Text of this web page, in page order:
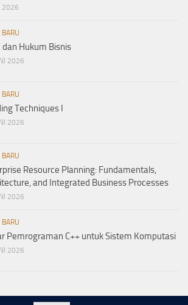
2026
BARU
dan Hukum Bisnis
2026
BARU
Techniques I
2026
BARU
Resource Planning: Fundamentals,
and Integrated Business Processes
2026
BARU
Pemrograman C++ untuk Sistem Komputasi
2026